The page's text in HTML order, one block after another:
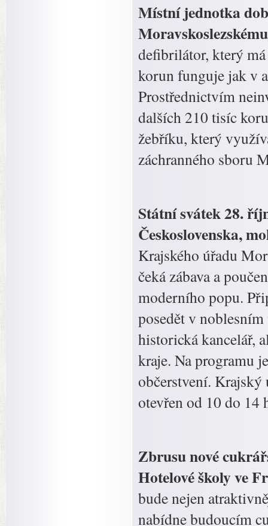
Místní jednotka
defibrilátor, který
korun funguje jak v
Prostřednictvím
dalších 210 tisíc
žebříku, který
záchranného sboru
Státní svátek 28.
Československa,
Krajského úřadu
čeká zábava a
moderního popu.
posedět v
historická kancelář,
kraje. Na programu
občerstvení. Krajský
otevřen od 10 do 14
Zbrusu nové
Hotelové školy ve
bude nejen
nabídne budoucím